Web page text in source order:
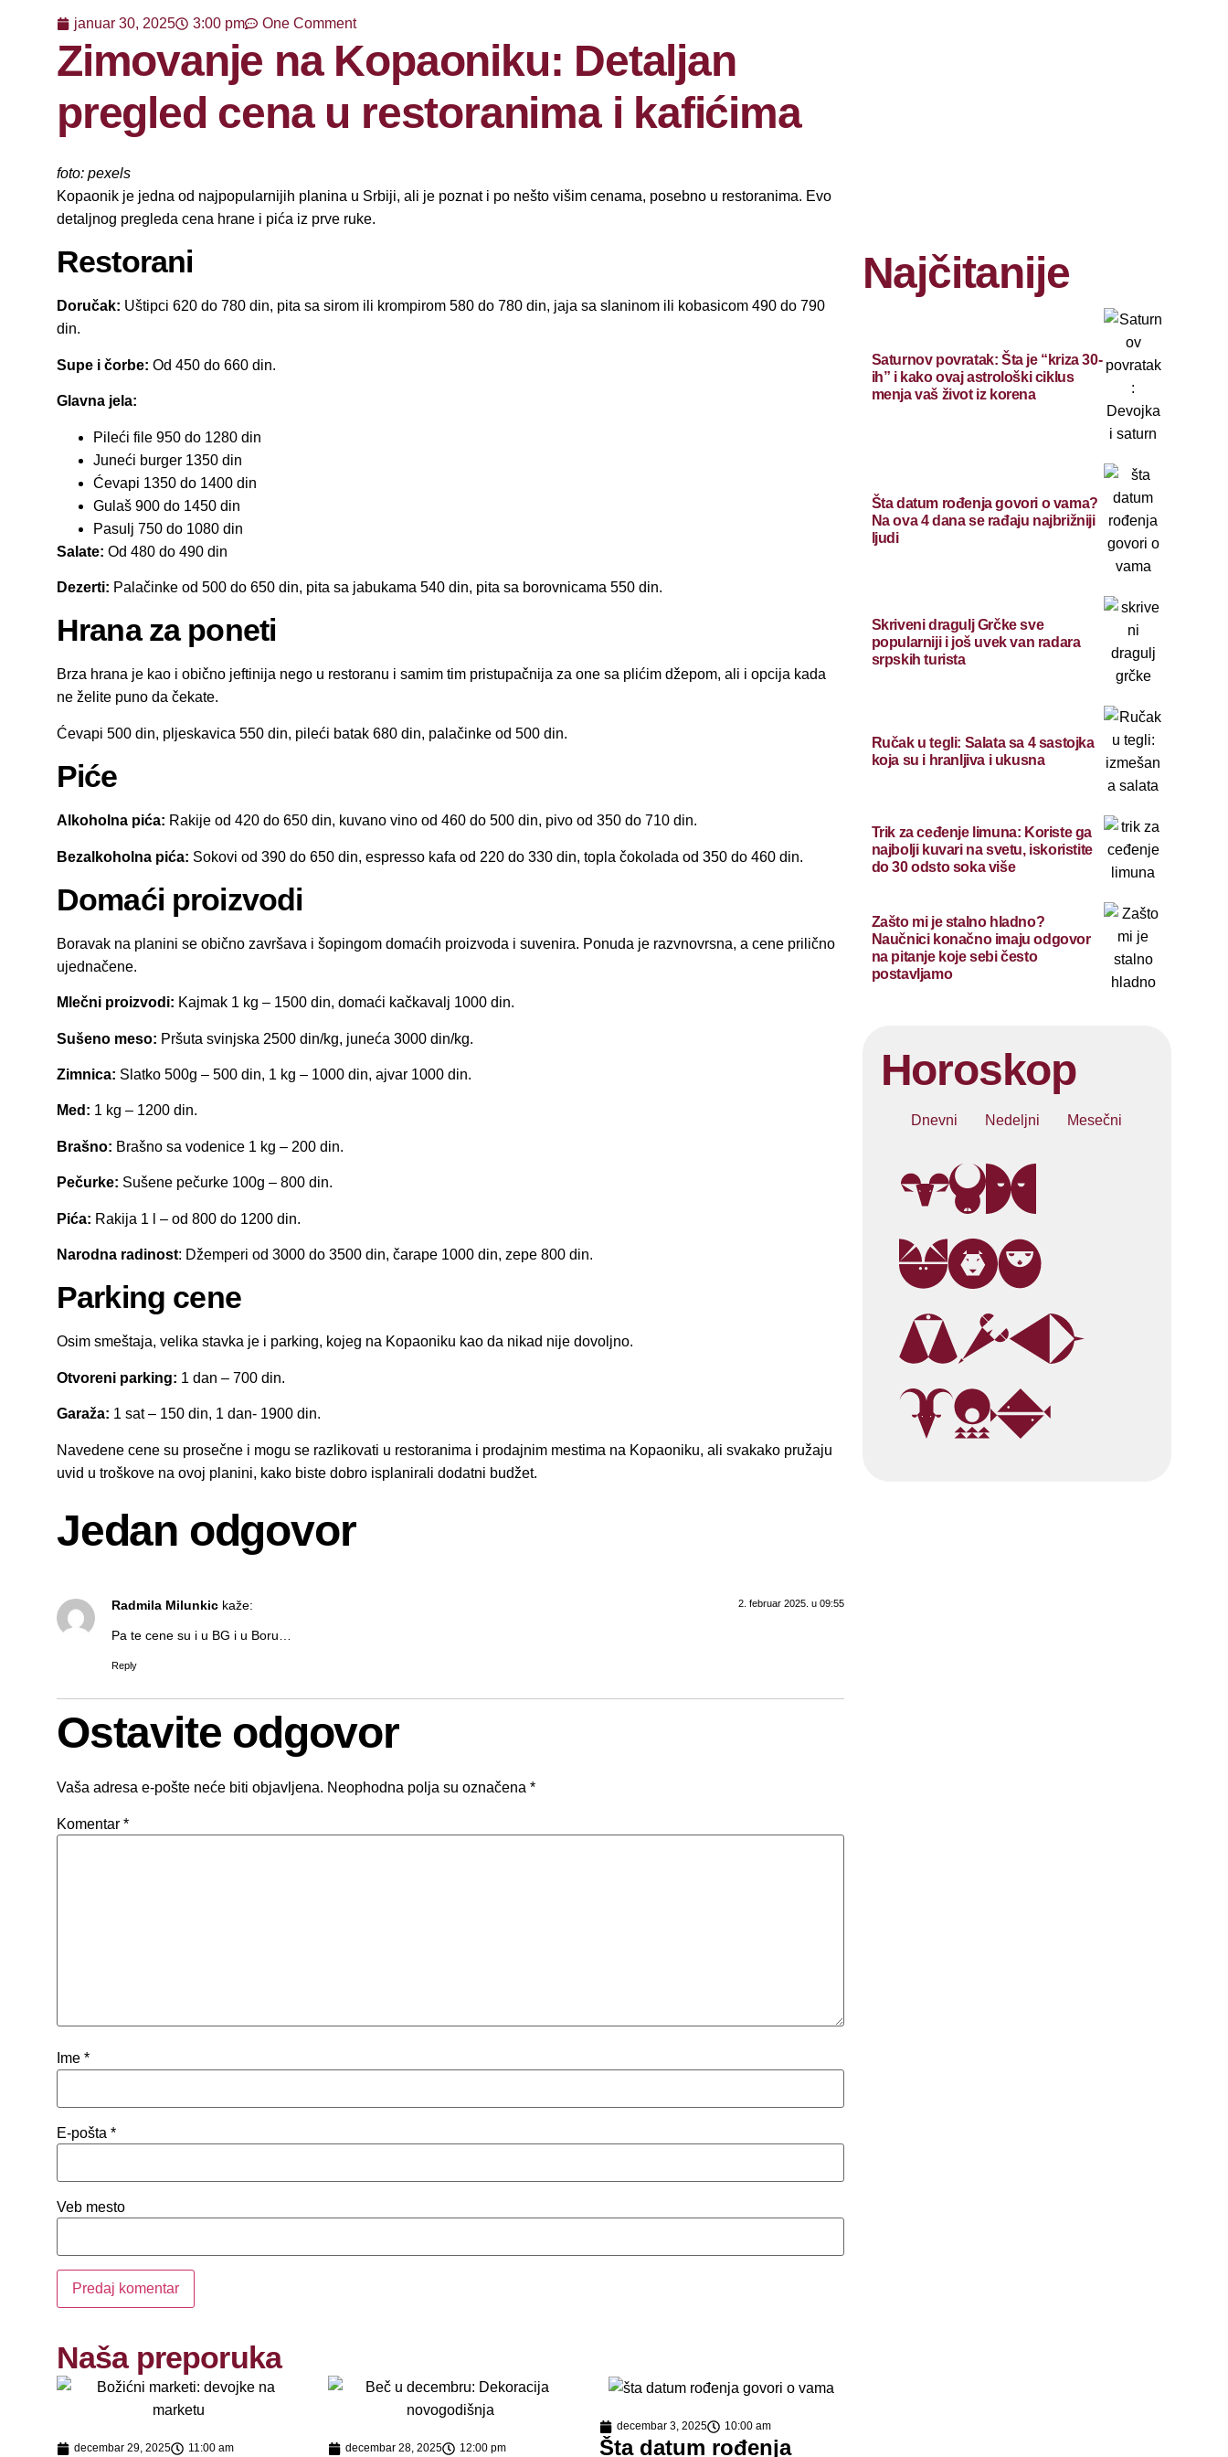
januar 30, 2025 3:00 pm One Comment
Zimovanje na Kopaoniku: Detaljan
pregled cena u restoranima i kafićima
foto: pexels
Kopaonik je jedna od najpopularnijih planina u Srbiji, ali je poznat i po nešto višim cenama, posebno u restoranima. Evo
detaljnog pregleda cena hrane i pića iz prve ruke.
Restorani
Doručak: Uštipci 620 do 780 din, pita sa sirom ili krompirom 580 do 780 din, jaja sa slaninom ili kobasicom 490 do 790
din.
Supe i čorbe: Od 450 do 660 din.
Glavna jela:
Pileći file 950 do 1280 din
Juneći burger 1350 din
Ćevapi 1350 do 1400 din
Gulaš 900 do 1450 din
Pasulj 750 do 1080 din
Salate: Od 480 do 490 din
Dezerti: Palačinke od 500 do 650 din, pita sa jabukama 540 din, pita sa borovnicama 550 din.
Hrana za poneti
Brza hrana je kao i obično jeftinija nego u restoranu i samim tim pristupačnija za one sa plićim džepom, ali i opcija kada
ne želite puno da čekate.
Ćevapi 500 din, pljeskavica 550 din, pileći batak 680 din, palačinke od 500 din.
Piće
Alkoholna pića: Rakije od 420 do 650 din, kuvano vino od 460 do 500 din, pivo od 350 do 710 din.
Bezalkoholna pića: Sokovi od 390 do 650 din, espresso kafa od 220 do 330 din, topla čokolada od 350 do 460 din.
Domaći proizvodi
Boravak na planini se obično završava i šopingom domaćih proizvoda i suvenira. Ponuda je razvnovrsna, a cene prilično
ujednačene.
Mlečni proizvodi: Kajmak 1 kg – 1500 din, domaći kačkavalj 1000 din.
Sušeno meso: Pršuta svinjska 2500 din/kg, juneća 3000 din/kg.
Zimnica: Slatko 500g – 500 din, 1 kg – 1000 din, ajvar 1000 din.
Med: 1 kg – 1200 din.
Brašno: Brašno sa vodenice 1 kg – 200 din.
Pečurke: Sušene pečurke 100g – 800 din.
Pića: Rakija 1 l – od 800 do 1200 din.
Narodna radinost: Džemperi od 3000 do 3500 din, čarape 1000 din, zepe 800 din.
Parking cene
Osim smeštaja, velika stavka je i parking, kojeg na Kopaoniku kao da nikad nije dovoljno.
Otvoreni parking: 1 dan – 700 din.
Garaža: 1 sat – 150 din, 1 dan- 1900 din.
Navedene cene su prosečne i mogu se razlikovati u restoranima i prodajnim mestima na Kopaoniku, ali svakako pružaju
uvid u troškove na ovoj planini, kako biste dobro isplanirali dodatni budžet.
Jedan odgovor
Radmila Milunkic kaže: 2. februar 2025. u 09:55
Pa te cene su i u BG i u Boru…
Reply
Ostavite odgovor
Vaša adresa e-pošte neće biti objavljena. Neophodna polja su označena *
Komentar *
Ime *
E-pošta *
Veb mesto
Naša preporuka
decembar 29, 2025 11:00 am decembar 28, 2025 12:00 pm
decembar 3, 2025 10:00 am
Šta datum rođenja
Najčitanije
Saturnov povratak: Šta je “kriza 30-
ih” i kako ovaj astrološki ciklus
menja vaš život iz korena
Šta datum rođenja govori o vama?
Na ova 4 dana se rađaju najbrižniji
ljudi
Skriveni dragulj Grčke sve
popularniji i još uvek van radara
srpskih turista
Ručak u tegli: Salata sa 4 sastojka
koja su i hranljiva i ukusna
Trik za ceđenje limuna: Koriste ga
najbolji kuvari na svetu, iskoristite
do 30 odsto soka više
Zašto mi je stalno hladno?
Naučnici konačno imaju odgovor
na pitanje koje sebi često
postavljamo
Horoskop
Dnevni Nedeljni Mesečni